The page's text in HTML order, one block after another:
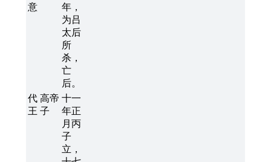
意
年，
为吕
太后
所
杀，
亡
后。
代
王
高帝
子
十一
年正
月丙
子
立，